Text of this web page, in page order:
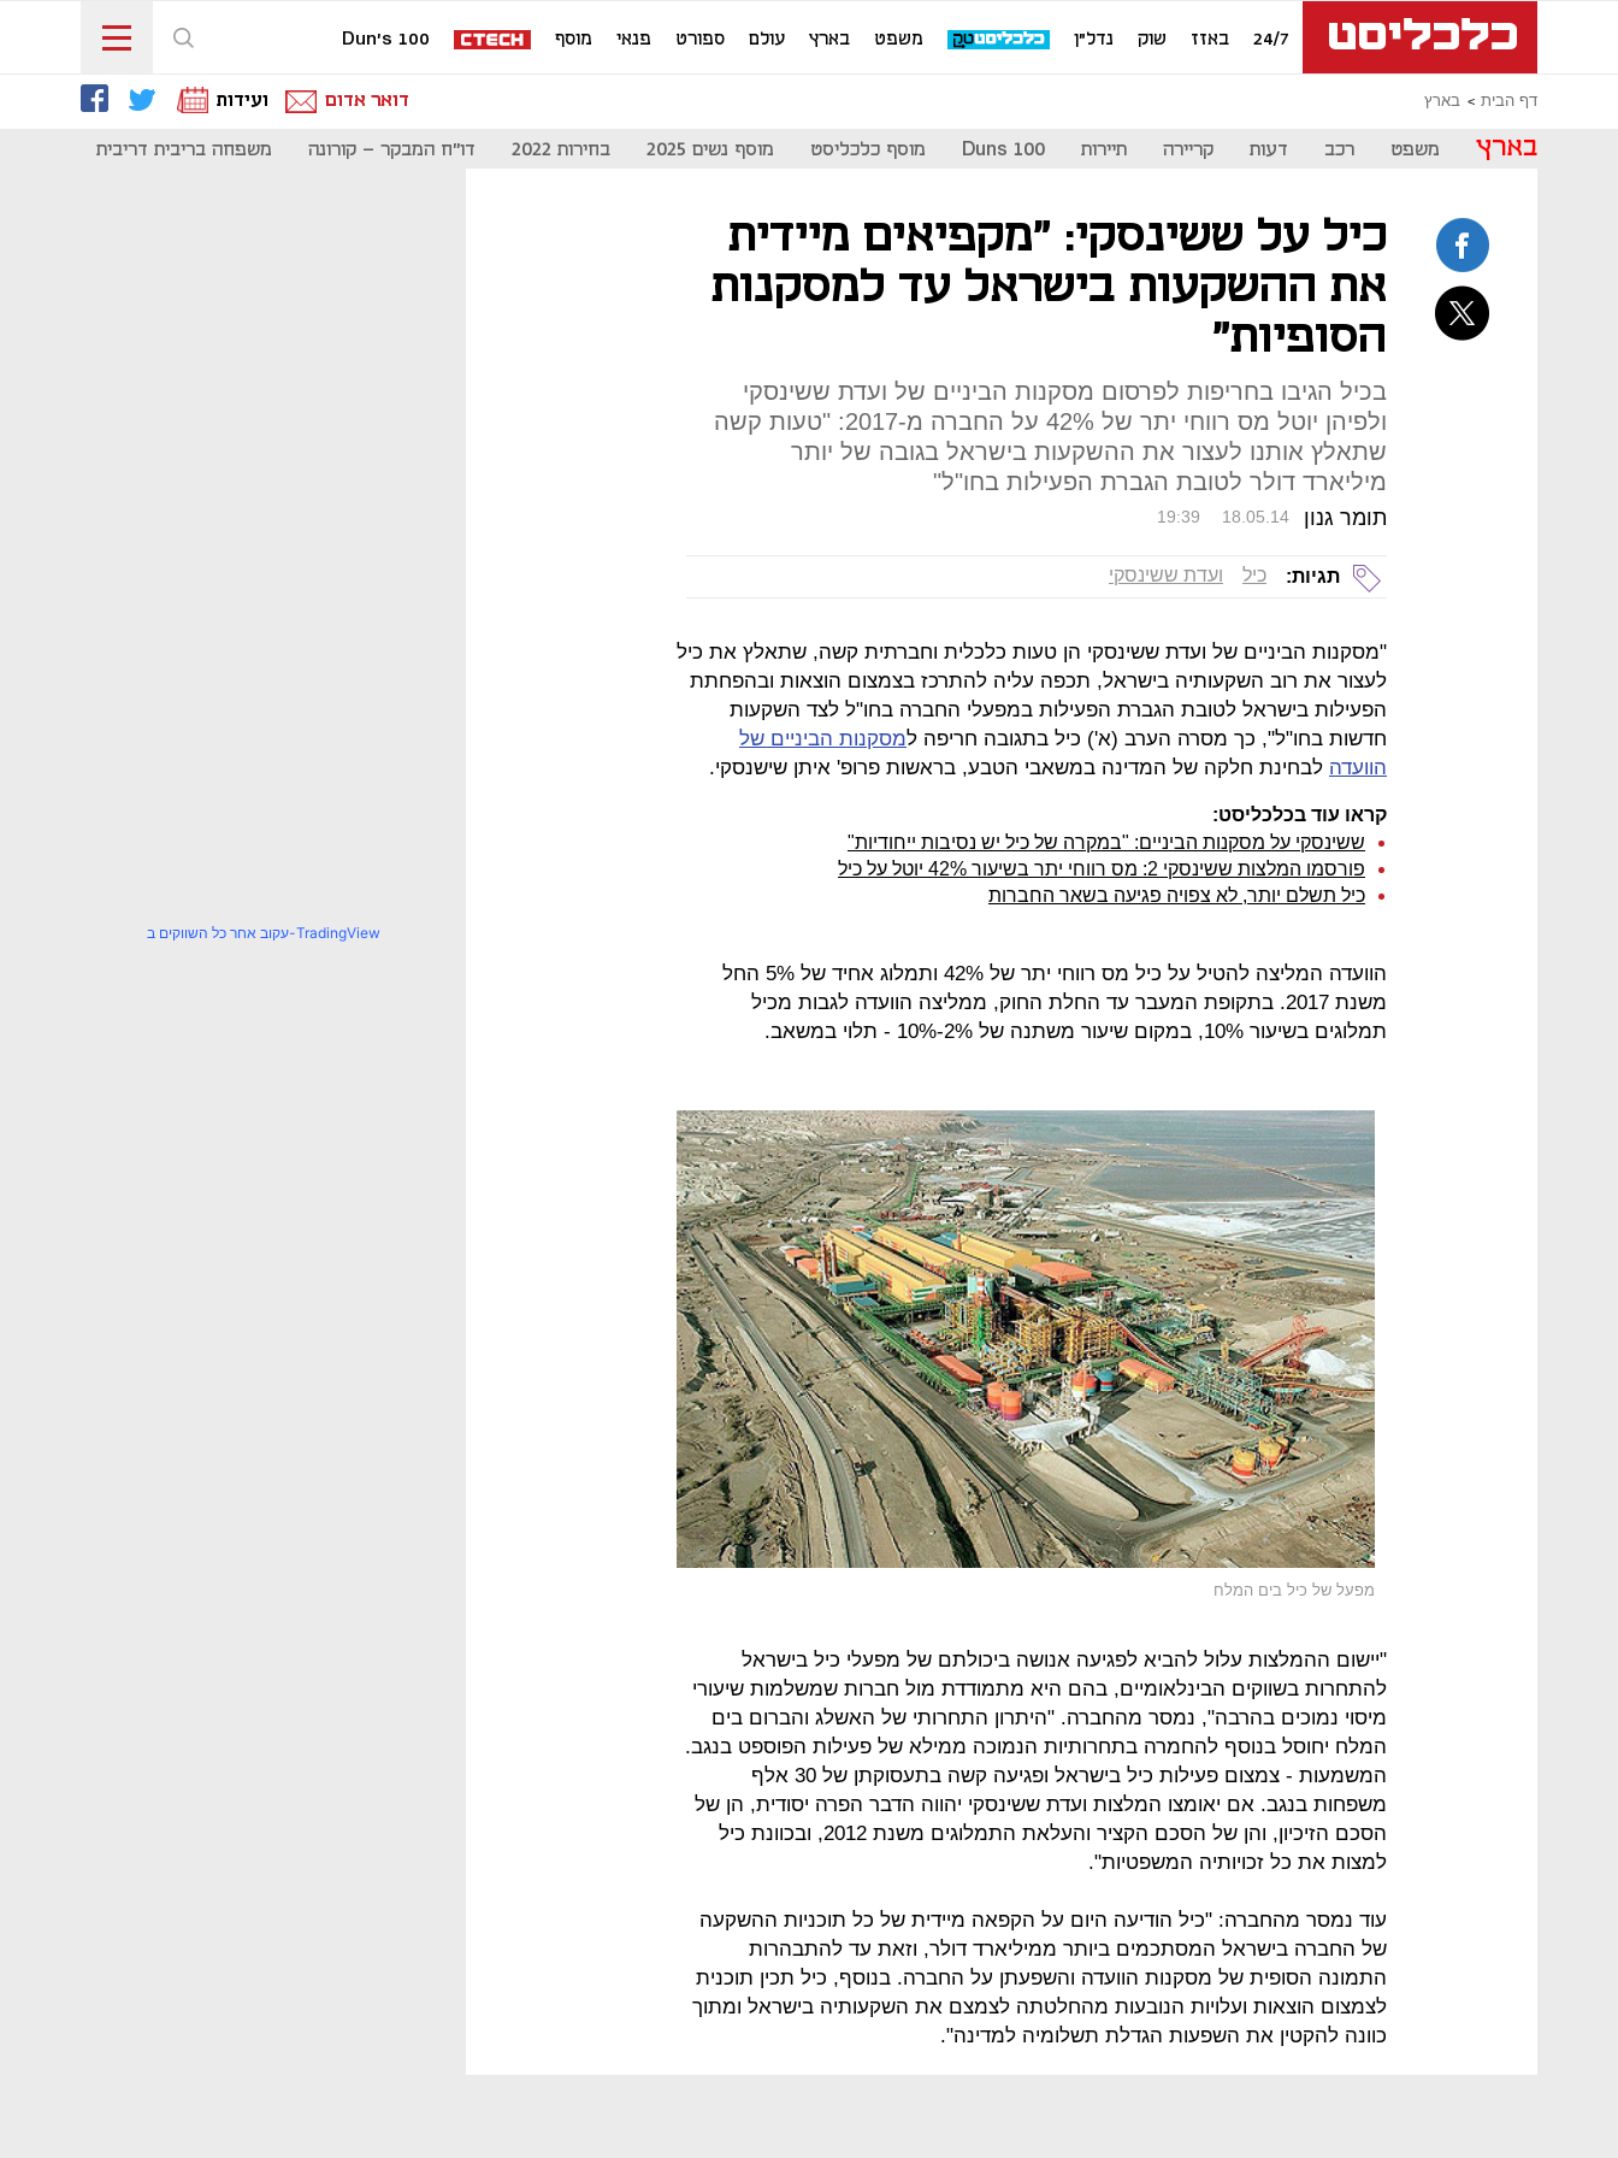
24/7 באזז שוק נדל"ן משפט בארץ עולם ספורט פנאי מוסף Dun's 100
דף הבית בארץ דואר אדום ועידות
בארץ משפט רכב דעות קריירה תיירות Duns 100 מוסף כלכליסט מוסף נשים 2025 בחירות 2022 דו"ח המבקר - קורונה משפחה בריבית דריבית
כיל על ששינסקי: "מקפיאים מיידית
את ההשקעות בישראל עד למסקנות
הסופיות"
בכיל הגיבו בחריפות לפרסום מסקנות הביניים של ועדת ששינסקי
ולפיהן יוטל מס רווחי יתר של 42% על החברה מ-2017: "טעות קשה
שתאלץ אותנו לעצור את ההשקעות בישראל בגובה של יותר
מיליארד דולר לטובת הגברת הפעילות בחו"ל"
תומר גנון 19:39 18.05.14
תגיות: כיל ועדת ששינסקי
"מסקנות הביניים של ועדת ששינסקי הן טעות כלכלית וחברתית קשה, שתאלץ את כיל
לעצור את רוב השקעותיה בישראל, תכפה עליה להתרכז בצמצום הוצאות ובהפחתת
הפעילות בישראל לטובת הגברת הפעילות במפעלי החברה בחו"ל לצד השקעות
חדשות בחו"ל", כך מסרה הערב (א') כיל בתגובה חריפה למסקנות הביניים של
הוועדה לבחינת חלקה של המדינה במשאבי הטבע, בראשות פרופ' איתן שישנסקי.
קראו עוד בכלכליסט:
ששינסקי על מסקנות הביניים: "במקרה של כיל יש נסיבות ייחודיות"
פורסמו המלצות ששינסקי 2: מס רווחי יתר בשיעור 42% יוטל על כיל
כיל תשלם יותר, לא צפויה פגיעה בשאר החברות
הוועדה המליצה להטיל על כיל מס רווחי יתר של 42% ותמלוג אחיד של 5% החל
משנת 2017. בתקופת המעבר עד החלת החוק, ממליצה הוועדה לגבות מכיל
תמלוגים בשיעור 10%, במקום שיעור משתנה של 2%-10% - תלוי במשאב.
מפעל של כיל בים המלח
"יישום ההמלצות עלול להביא לפגיעה אנושה ביכולתם של מפעלי כיל בישראל
להתחרות בשווקים הבינלאומיים, בהם היא מתמודדת מול חברות שמשלמות שיעורי
מיסוי נמוכים בהרבה", נמסר מהחברה. "היתרון התחרותי של האשלג והברום בים
המלח יחוסל בנוסף להחמרה בתחרותיות הנמוכה ממילא של פעילות הפוספט בנגב.
המשמעות - צמצום פעילות כיל בישראל ופגיעה קשה בתעסוקתן של 30 אלף
משפחות בנגב. אם יאומצו המלצות ועדת ששינסקי יהווה הדבר הפרה יסודית, הן של
הסכם הזיכיון, והן של הסכם הקציר והעלאת התמלוגים משנת 2012, ובכוונת כיל
למצות את כל זכויותיה המשפטיות".
עוד נמסר מהחברה: "כיל הודיעה היום על הקפאה מיידית של כל תוכניות ההשקעה
של החברה בישראל המסתכמים ביותר ממיליארד דולר, וזאת עד להתבהרות
התמונה הסופית של מסקנות הוועדה והשפעתן על החברה. בנוסף, כיל תכין תוכנית
לצמצום הוצאות ועלויות הנובעות מהחלטתה לצמצם את השקעותיה בישראל ומתוך
כוונה להקטין את השפעות הגדלת תשלומיה למדינה".
עקוב אחר כל השווקים ב-TradingView